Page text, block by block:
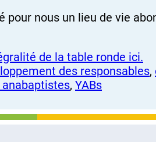
pour nous un lieu de vie
de la table ronde ici.
des responsables,
, YABs